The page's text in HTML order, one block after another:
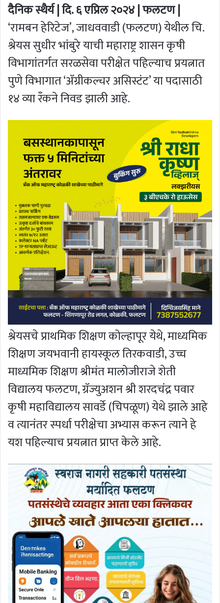
दैनिक स्थैर्य | दि. ६ एप्रिल २०२४ | फलटण |
‘रामबन हेरिटेज’, जाधववाडी (फलटण) येथील चि.
श्रेयस सुधीर भांबुरे याची महाराष्ट्र शासन कृषी
विभागांतर्गत सरळसेवा परीक्षेत पहिल्याच प्रयत्नात
पुणे विभागात ‘अ‍ॅग्रीकल्चर असिस्टंट’ या पदासाठी
१४ व्या रँकने निवड झाली आहे.
श्रेयसचे प्राथमिक शिक्षण कोल्हापूर येथे, माध्यमिक
शिक्षण जयभवानी हायस्कूल तिरकवाडी, उच्च
माध्यमिक शिक्षण श्रीमंत मालोजीराजे शेती
विद्यालय फलटण, ग्रॅज्युअशन श्री शरदचंद्र पवार
कृषी महाविद्यालय सावर्डे (चिपळूण) येथे झाले आहे
व त्यानंतर स्पर्धा परीक्षेचा अभ्यास करून त्याने हे
यश पहिल्याच प्रयत्नात प्राप्त केले आहे.